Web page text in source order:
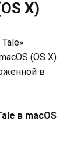
X)
(OS X)
в
в macOS